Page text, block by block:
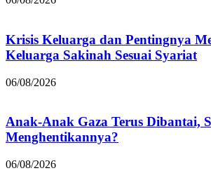
Krisis Keluarga dan Pentingnya
Keluarga Sakinah Sesuai Syariat
06/08/2026
Anak-Anak Gaza Terus Dibantai,
Menghentikannya?
06/08/2026